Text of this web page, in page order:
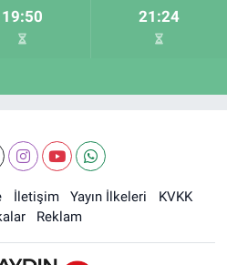
19:50 21:24
İletişim Yayın İlkeleri
KVKK
Reklam